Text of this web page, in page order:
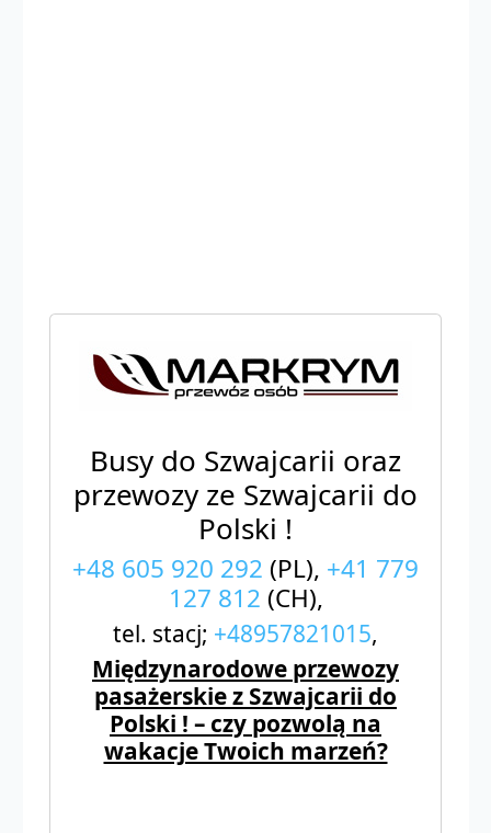
Busy do Szwajcarii oraz
przewozy ze Szwajcarii do
Polski !
+48 605 920 292 (PL), +41 779
127 812 (CH),
tel. stacj; +48957821015,
Międzynarodowe przewozy
pasażerskie z Szwajcarii do
Polski ! – czy pozwolą na
wakacje Twoich marzeń?